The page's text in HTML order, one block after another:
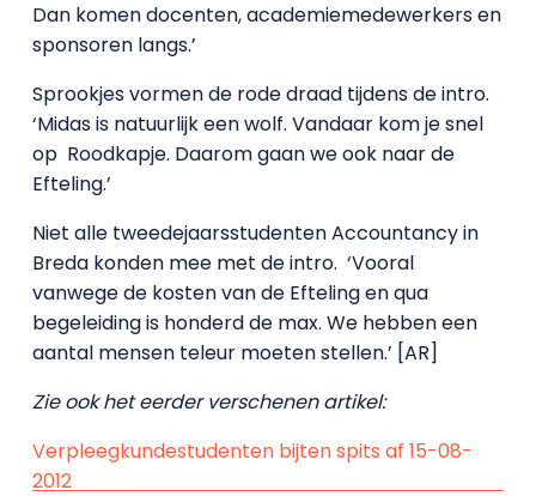
Dan komen docenten, academiemedewerkers en
sponsoren langs.’
Sprookjes vormen de rode draad tijdens de intro.
‘Midas is natuurlijk een wolf. Vandaar kom je snel
op Roodkapje. Daarom gaan we ook naar de
Efteling.’
Niet alle tweedejaarsstudenten Accountancy in
Breda konden mee met de intro. ‘Vooral
vanwege de kosten van de Efteling en qua
begeleiding is honderd de max. We hebben een
aantal mensen teleur moeten stellen.’ [AR]
Zie ook het eerder verschenen artikel:
Verpleegkundestudenten bijten spits af 15-08-
2012